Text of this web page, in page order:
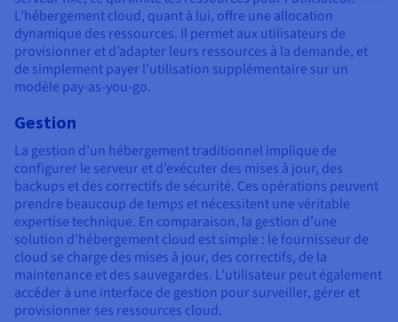
L’hébergement cloud, quant à lui, offre une allocation
dynamique des ressources. Il permet aux utilisateurs de
provisionner et d’adapter leurs ressources à la demande, et
de simplement payer l’utilisation supplémentaire sur un
modèle pay-as-you-go.
Gestion
La gestion d’un hébergement traditionnel implique de
configurer le serveur et d’exécuter des mises à jour, des
backups et des correctifs de sécurité. Ces opérations peuvent
prendre beaucoup de temps et nécessitent une véritable
expertise technique. En comparaison, la gestion d’une
solution d’hébergement cloud est simple : le fournisseur de
cloud se charge des mises à jour, des correctifs, de la
maintenance et des sauvegardes. L’utilisateur peut également
accéder à une interface de gestion pour surveiller, gérer et
provisionner ses ressources cloud.